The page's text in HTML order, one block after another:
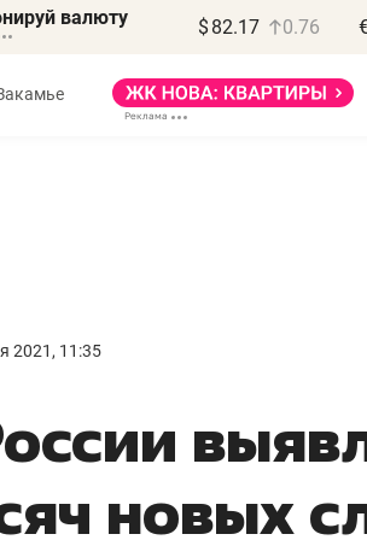
валюту $ 82.17 0.76
2021, 11:35
новых
правил, бизнес может
потерять минимум